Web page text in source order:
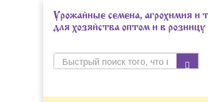
Урожайные семена, агрохимия и
для хозяйства оптом и в розницу